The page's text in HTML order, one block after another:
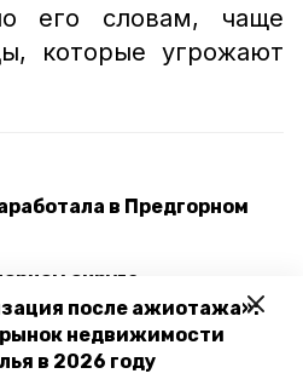
после ажиотажа»:
недвижимости
в 2026 году
его словам, чаще
которые угрожают
в Предгорном
округе